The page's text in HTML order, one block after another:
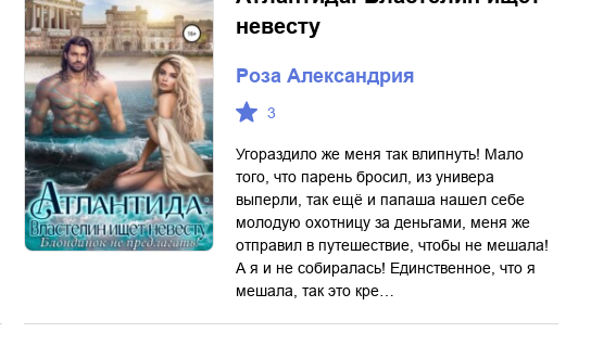
невесту
Роза Александрия
3
Угораздило же меня так влипнуть! Мало
того, что парень бросил, из универа
выперли, так ещё и папаша нашел себе
молодую охотницу за деньгами, меня же
отправил в путешествие, чтобы не мешала!
А я и не собиралась! Единственное, что я
мешала, так это кре…